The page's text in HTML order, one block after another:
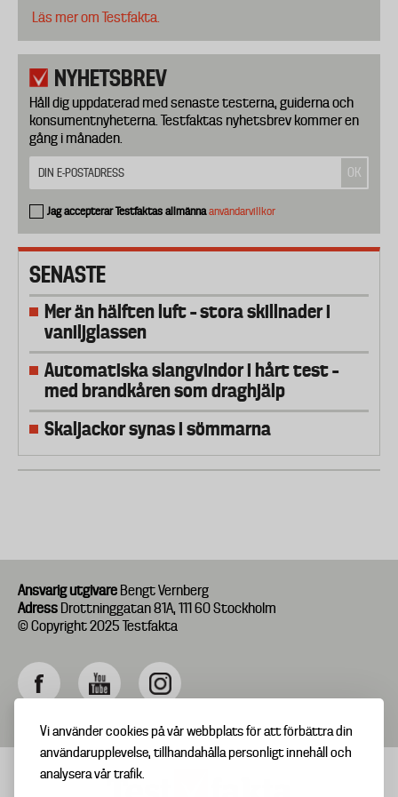
Vi använder cookies på vår webbplats för att förbättra din
användarupplevelse, tillhandahålla personligt innehåll och
analysera vår trafik.
Läs mer om Testfakta.
NYHETSBREV
Håll dig uppdaterad med senaste testerna, guiderna och
konsumentnyheterna. Testfaktas nyhetsbrev kommer en
gång i månaden.
Jag accepterar Testfaktas allmännaanvändarvillkor
SENASTE
Mer än hälften luft – stora skillnader i
vaniljglassen
Automatiska slangvindor i hårt test –
med brandkåren som draghjälp
Skaljackor synas i sömmarna
Ansvarig utgivare Bengt Vernberg
Adress Drottninggatan 81A, 111 60 Stockholm
© Copyright 2025 Testfakta